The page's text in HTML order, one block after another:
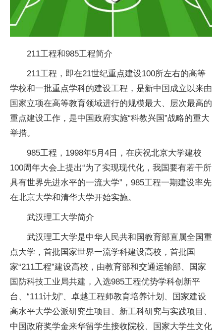
211工程和985工程简介
211工程，即在21世纪重点建设100所左右的高等
学校和一批重点学科的建设工程，是新中国成立以来由
国家立项在高等教育领域进行的规模最大、层次最高的
重点建设工作，是中国政府实施“科教兴国”战略的重大
举措。
985工程，1998年5月4日，在庆祝北京大学建校
100周年大会上提出“为了实现现代化，我国要有若干所
具有世界先进水平的一流大学”，985工程一期建设率先
在北京大学和清华大学开始实施。
武汉理工大学简介
武汉理工大学是中华人民共和国教育部直属全国重
点大学，首批国家世界一流学科建设高校，首批国
家“211工程”建设高校，由教育部和交通运输部、
国家
国防科技工业局共建，入选985工程优势学科创新平
台、“111计划”、卓越工程师教育培养计划、
国家建设
高水平大学公派研究生项目、新工科研究与实践项目、
中国政府奖学金来华留学生接收院校、
国家大学生文化